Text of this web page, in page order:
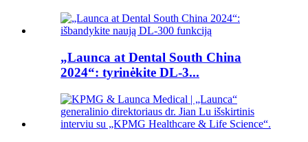
„Launca at Dental South China
2024“: tyrinėkite DL-3...